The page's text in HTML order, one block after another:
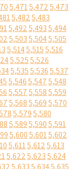
5,4715,4725,473
5,4825,483
5,4925,4935,494
5,5035,5045,505
5,5145,5155,516
5,5255,526
5,5355,5365,537
5,5465,5475,548
5,5575,5585,559
5,5685,5695,570
5,5795,580
5,5895,5905,591
5,6005,6015,602
5,6115,6125,613
5,6225,6235,624